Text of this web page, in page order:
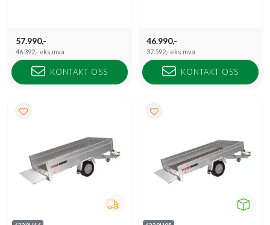
57.990,-
46.392,- eks.mva
KONTAKT OSS
46.990,-
37.592,- eks.mva
KONTAKT OSS